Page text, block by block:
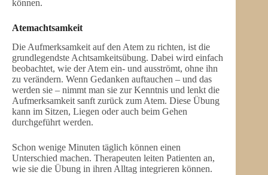
können.
Atemachtsamkeit
Die Aufmerksamkeit auf den Atem zu richten, ist die
grundlegendste Achtsamkeitsübung. Dabei wird einfach
beobachtet, wie der Atem ein- und ausströmt, ohne ihn
zu verändern. Wenn Gedanken auftauchen – und das
werden sie – nimmt man sie zur Kenntnis und lenkt die
Aufmerksamkeit sanft zurück zum Atem. Diese Übung
kann im Sitzen, Liegen oder auch beim Gehen
durchgeführt werden.
Schon wenige Minuten täglich können einen
Unterschied machen. Therapeuten leiten Patienten an,
wie sie die Übung in ihren Alltag integrieren können.